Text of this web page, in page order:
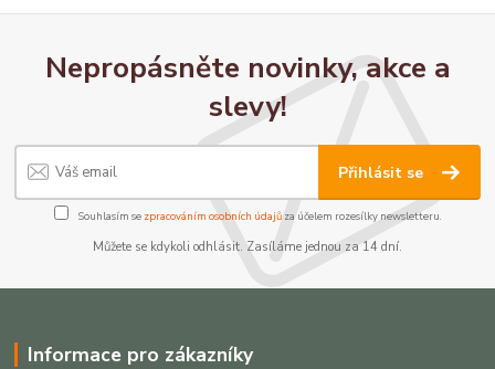
Nepropásněte novinky, akce a
slevy!
Přihlásit se
Souhlasím se zpracováním osobních údajůza účelem rozesílky newsletteru.
Můžete se kdykoli odhlásit. Zasíláme jednou za 14 dní.
Informace pro zákazníky